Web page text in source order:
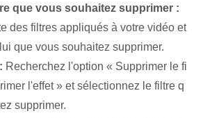
que vous souhaitez supprimer :
des filtres appliqués à votre vidéo et
que vous souhaitez supprimer.
Recherchez l'option « Supprimer le fi
l'effet » et sélectionnez le filtre q
supprimer.